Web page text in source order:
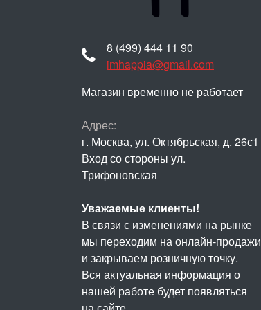
8 (499) 444 11 90
imhappia@gmail.com
Магазин временно не работает
Адрес:
г. Москва, ул. Октябрьская, д. 26с1
Вход со стороны ул.
Трифоновская
Уважаемые клиенты!
В связи с изменениями на рынке
мы переходим на онлайн-продажи
и закрываем розничную точку.
Вся актуальная информация о
нашей работе будет появляться